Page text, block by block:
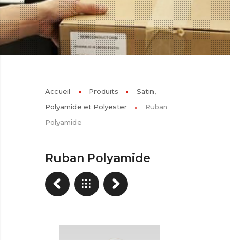
Accueil Produits
Satin,
Polyamide et Polyester
Ruban
Polyamide
Ruban Polyamide